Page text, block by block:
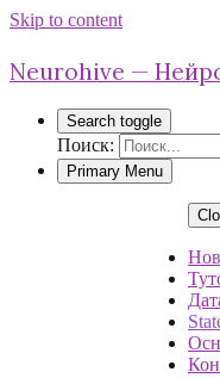
Skip to content
Neurohive —
Search toggle
Поиск:
Primary Menu